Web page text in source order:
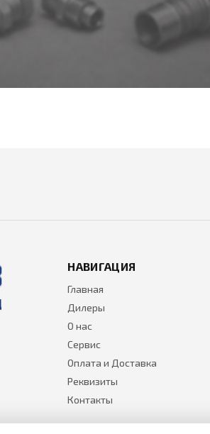
НАВИГАЦИЯ
Главная
Дилеры
О нас
Сервис
Оплата и Доставка
Реквизиты
Контакты